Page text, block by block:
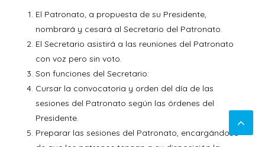
El Patronato, a propuesta de su Presidente,
nombrará y cesará al Secretario del Patronato.
El Secretario asistirá a las reuniones del Patronato
con voz pero sin voto.
Son funciones del Secretario:
Cursar la convocatoria y orden del día de las
sesiones del Patronato según las órdenes del
Presidente.
Preparar las sesiones del Patronato, encargándose